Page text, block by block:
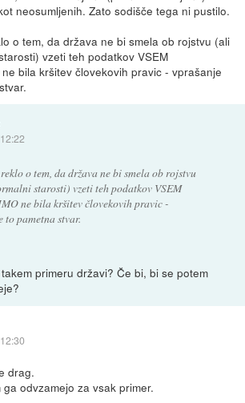
neosumljenih. Zato sodišče tega ni pustilo.
o tem, da država ne bi smela ob rojstvu (ali
vzeti teh podatkov VSEM
bila kršitev človekovih pravic - vprašanje
o tem, da država ne bi smela ob rojstvu
starosti) vzeti teh podatkov VSEM
ne bila kršitev človekovih pravic -
to pametna stvar.
primeru državi? Če bi, bi se potem
drag.
odvzamejo za vsak primer.